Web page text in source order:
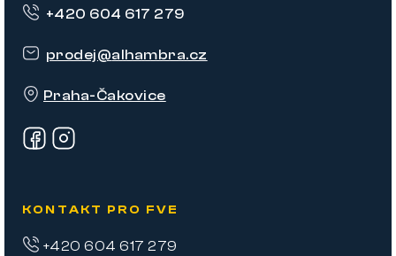
prodej@alhambra.cz
Praha-Čakovice
+420 604 617 279
KONTAKT PRO FVE
+420 604 617 279